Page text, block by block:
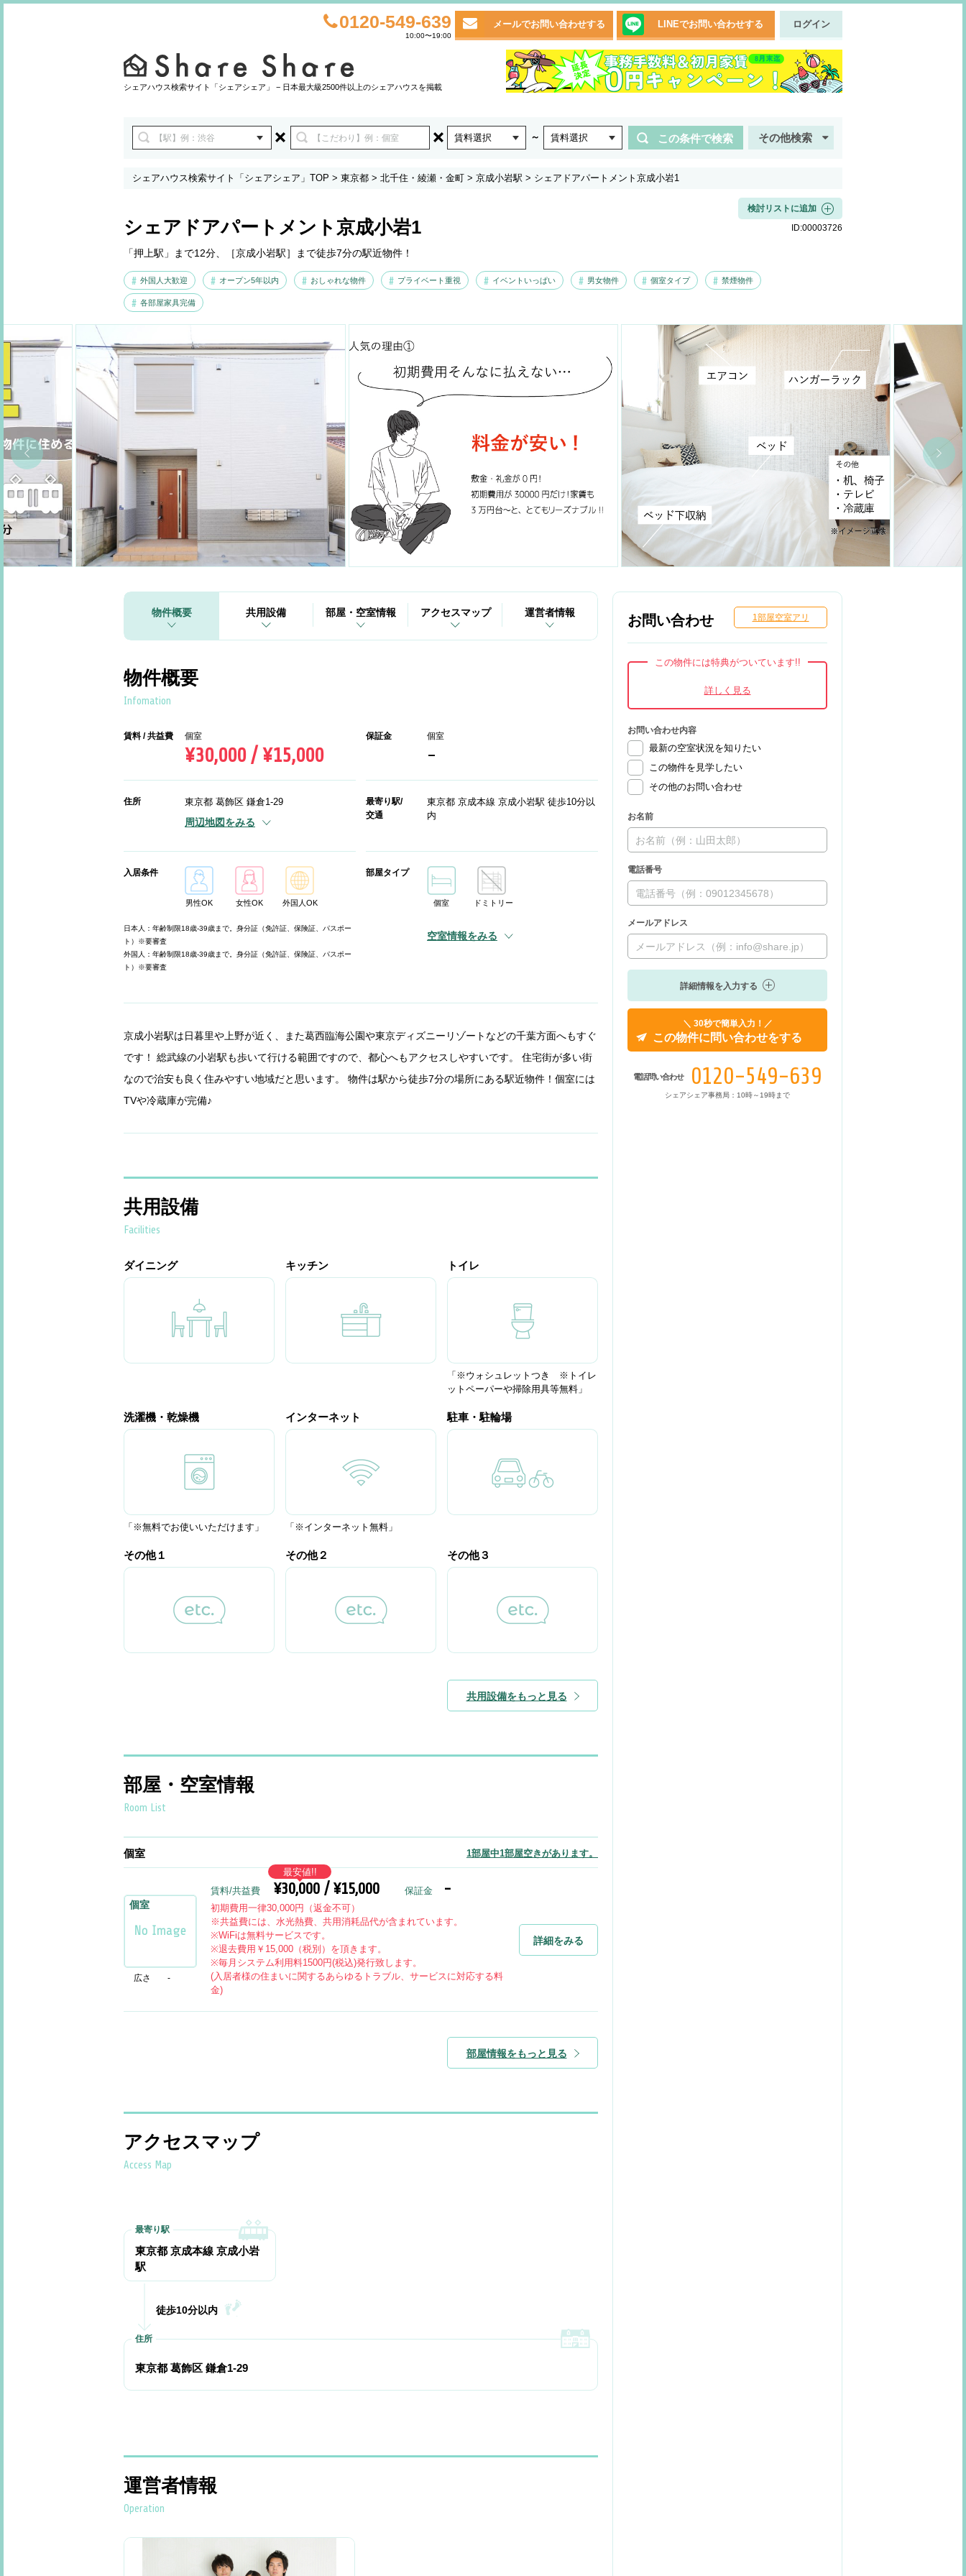
0120-549-639
10:00〜19:00
メールでお問い合わせする LINEでお問い合わせする ログイン
シェアハウス検索サイト「シェアシェア」 − 日本最大級2500件以上のシェアハウスを掲載
賃料選択 ～ 賃料選択 この条件で検索 その他検索
シェアハウス検索サイト「シェアシェア」TOP > 東京都 > 北千住・綾瀬・金町 > 京成小岩駅 > シェアドアパートメント京成小岩1
シェアドアパートメント京成小岩1
「押上駅」まで12分、［京成小岩駅］まで徒歩7分の駅近物件！
外国人大歓迎 オープン5年以内 おしゃれな物件 プライベート重視 イベントいっぱい 男女物件 個室タイプ 禁煙物件
各部屋家具完備
検討リストに追加
ID:00003726
物件概要 共用設備 部屋・空室情報 アクセスマップ 運営者情報
物件概要
Infomation
賃料 / 共益費 個室
¥30,000 / ¥15,000
保証金 個室
-
住所 東京都 葛飾区 鎌倉1-29
周辺地図をみる
最寄り駅/
交通
東京都 京成本線 京成小岩駅 徒歩10分以
内
入居条件
男性OK 女性OK 外国人OK
日本人：年齢制限18歳-39歳まで。身分証（免許証、保険証、パスポー
ト）※要審査
外国人：年齢制限18歳-39歳まで。身分証（免許証、保険証、パスポー
ト）※要審査
部屋タイプ
個室 ドミトリー
空室情報をみる
京成小岩駅は日暮里や上野が近く、また葛西臨海公園や東京ディズニーリゾートなどの千葉方面へもすぐ
です！ 総武線の小岩駅も歩いて行ける範囲ですので、都心へもアクセスしやすいです。 住宅街が多い街
なので治安も良く住みやすい地域だと思います。 物件は駅から徒歩7分の場所にある駅近物件！個室には
TVや冷蔵庫が完備♪
共用設備
Facilities
ダイニング キッチン トイレ
「※ウォシュレットつき ※トイレ
ットペーパーや掃除用具等無料」
洗濯機・乾燥機
「※無料でお使いいただけます」
インターネット
「※インターネット無料」
駐車・駐輪場
その他１ その他２ その他３
共用設備をもっと見る
部屋・空室情報
Room List
個室 1部屋中1部屋空きがあります。
個室
広さ -
賃料/共益費 ¥30,000 / ¥15,000
最安値!!
保証金
-
初期費用一律30,000円（返金不可）
※共益費には、水光熱費、共用消耗品代が含まれています。
※WiFiは無料サービスです。
※退去費用￥15,000（税別）を頂きます。
※毎月システム利用料1500円(税込)発行致します。
(入居者様の住まいに関するあらゆるトラブル、サービスに対応する料
金)
詳細をみる
部屋情報をもっと見る
アクセスマップ
Access Map
東京都 京成本線 京成小岩
駅
徒歩10分以内
東京都 葛飾区 鎌倉1-29
運営者情報
Operation
お問い合わせ 1部屋空室アリ
この物件には特典がついています!!
お問い合わせ内容
最新の空室状況を知りたい
この物件を見学したい
その他のお問い合わせ
お名前
電話番号
メールアドレス
詳細情報を入力する
＼ 30秒で簡単入力！／
この物件に問い合わせをする
電話問い合わせ 0120-549-639
シェアシェア事務局：10時～19時まで